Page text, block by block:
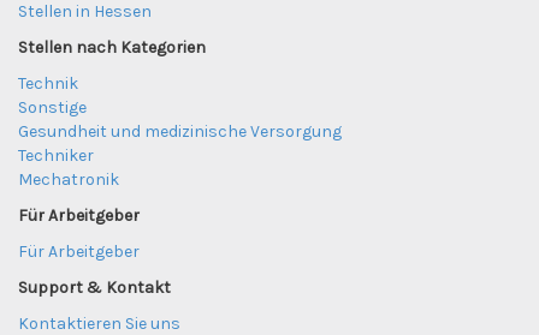
Stellen in Hessen
Stellen nach Kategorien
Technik
Sonstige
Gesundheit und medizinische Versorgung
Techniker
Mechatronik
Für Arbeitgeber
Für Arbeitgeber
Support & Kontakt
Kontaktieren Sie uns